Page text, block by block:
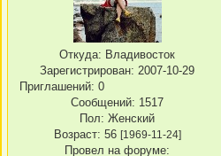
Откуда: Владивосток
Зарегистрирован: 2007-10-29
Приглашений: 0
Сообщений: 1517
Пол: Женский
Возраст: 56 [1969-11-24]
Провел на форуме: